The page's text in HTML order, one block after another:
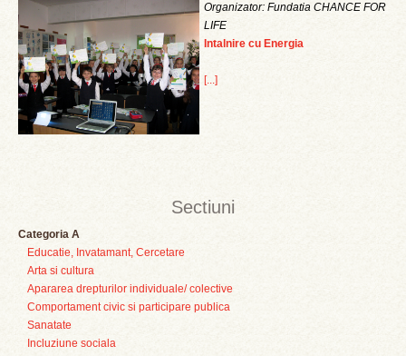
Sectiuni
Categoria A
Educatie, Invatamant, Cercetare
Arta si cultura
Apararea drepturilor individuale/ colective
Comportament civic si participare publica
Sanatate
Incluziune sociala
Organizator: Fundatia CHANCE FOR
LIFE
Intalnire cu Energia
[...]